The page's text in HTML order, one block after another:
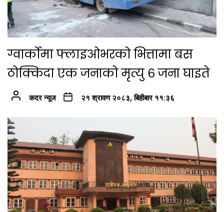
ग्वार्कोमा फ्लाइओभरको भित्तामा बस
ठोक्किदा एक जनाको मृत्यु ६ जना घाइते
कदर न्यूज २१ श्रावण २०८३, बिहीबार ११:३६